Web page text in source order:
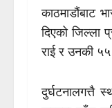
काठमाडौंबाट
दिएको जिल्ला
राई र उनकी ५५
दुर्घटनालगत्तै